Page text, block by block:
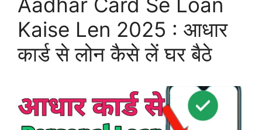
Kaise Len 2025 : आधार
कार्ड से लोन कैसे लें घर बैठे